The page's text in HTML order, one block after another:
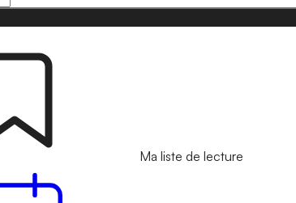
Ma liste de lecture